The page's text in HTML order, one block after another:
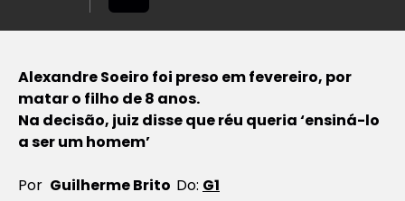
Alexandre Soeiro foi preso em fevereiro, por
matar o filho de 8 anos.
Na decisão, juiz disse que réu queria ‘ensiná-lo
a ser um homem’
Por Guilherme Brito Do: G1